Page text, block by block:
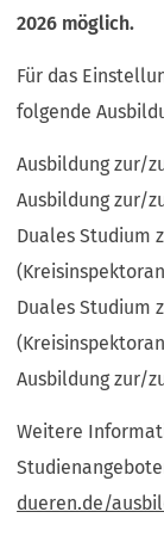
2026 möglich.
Für das
folgende
Ausbildung zur/
Ausbildung zur/
Duales Studium
Duales Studium
Ausbildung zur/
Weitere
dueren.de/
(Öffnet